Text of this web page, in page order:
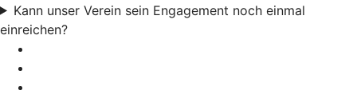
Kann unser Verein sein Engagement noch einmal
einreichen?